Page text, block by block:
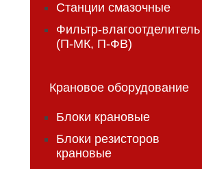
Станции смазочные
Фильтр-влагоотделитель
(П-МК, П-ФВ)
Крановое оборудование
Блоки крановые
Блоки резисторов
крановые